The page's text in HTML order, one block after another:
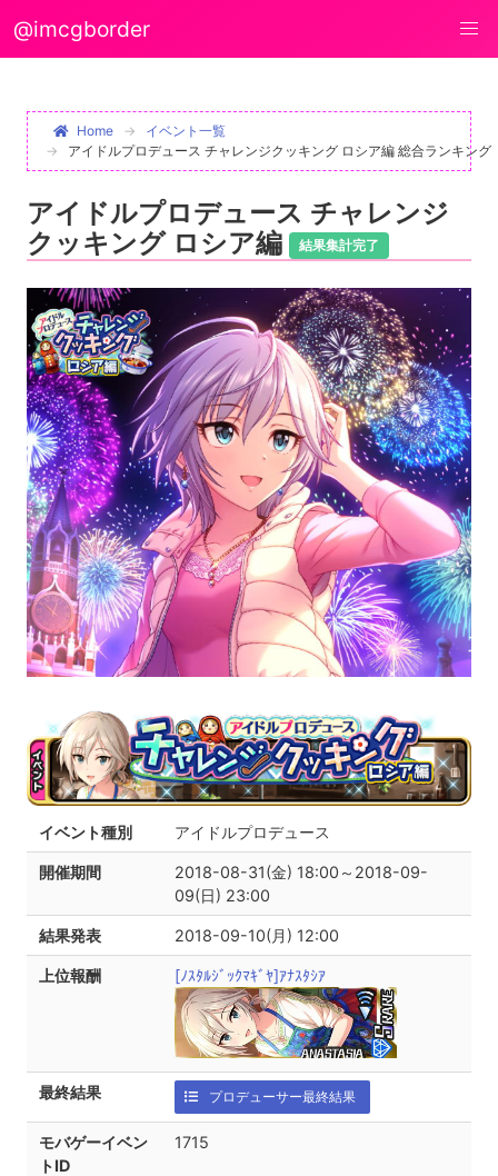
@imcgborder
Home
イベント一覧
アイドルプロデュース チャレンジクッキング ロシア編 総合ランキング
アイドルプロデュース チャレンジ
クッキング ロシア編
結果集計完了
イベント種別 アイドルプロデュース
開催期間
2018-08-31(金) 18:00～2018-09-
09(日) 23:00
結果発表 2018-09-10(月) 12:00
上位報酬 [ﾉｽﾀﾙｼﾞｯｸﾏｷﾞﾔ]ｱﾅｽﾀｼｱ
最終結果 プロデューサー最終結果
モバゲーイベン
トID
1715